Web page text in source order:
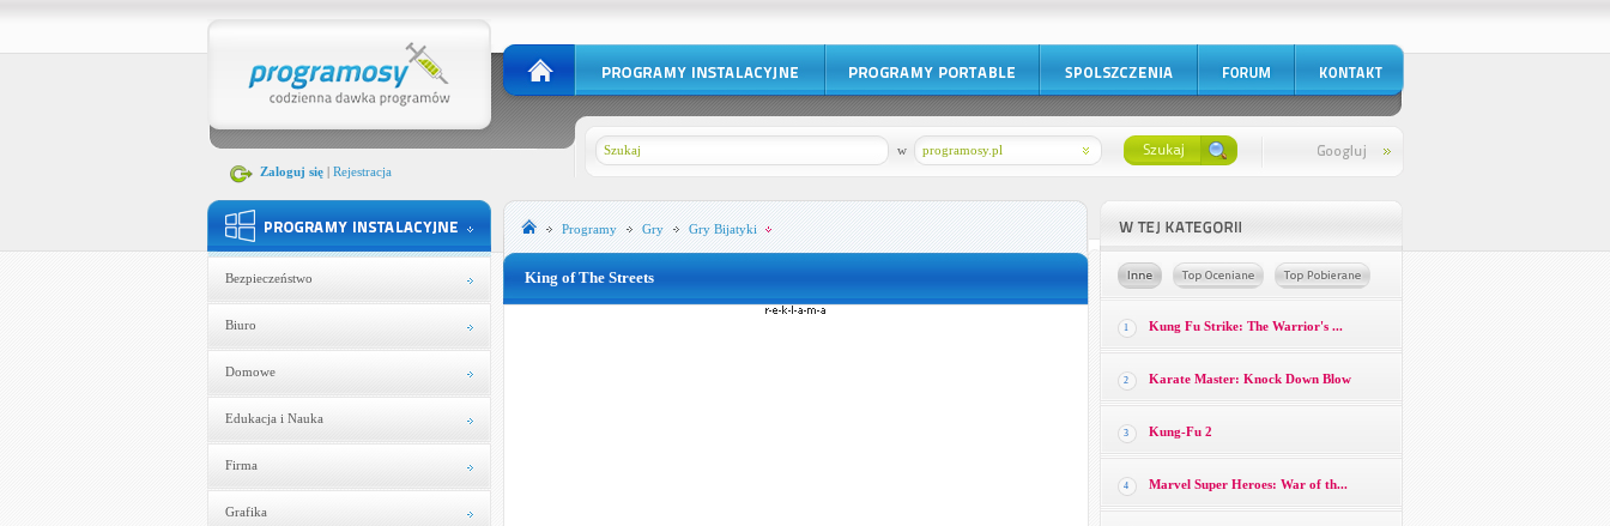
Zaloguj się| Rejestracja
programosy.pl
w
Bezpieczeństwo
Biuro
Domowe
Edukacja i Nauka
Firma
Grafika
Programy Gry Gry Bijatyki
King of The Streets
1 Kung Fu Strike: The Warrior's ...
2 Karate Master: Knock Down Blow
3 Kung-Fu 2
4 Marvel Super Heroes: War of th...